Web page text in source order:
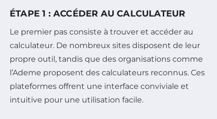
ÉTAPE 1 : ACCÉDER AU CALCULATEUR
Le premier pas consiste à trouver et accéder au
calculateur. De nombreux sites disposent de leur
propre outil, tandis que des organisations comme
l’Ademe proposent des calculateurs reconnus. Ces
plateformes offrent une interface conviviale et
intuitive pour une utilisation facile.